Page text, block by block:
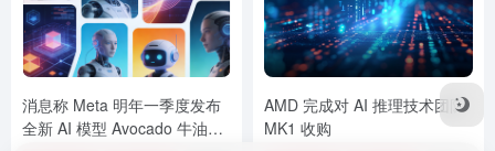
消息称 Meta 明年一季度发布
全新 AI 模型 Avocado 牛油
AMD 完成对 AI 推理技术团队
MK1 收购